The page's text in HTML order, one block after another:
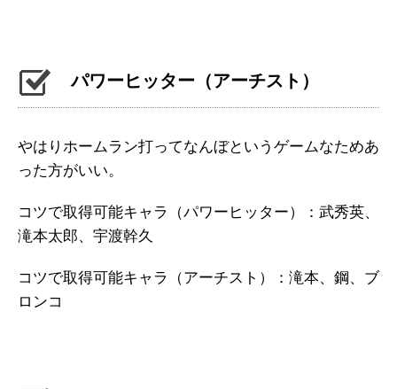
パワーヒッター（アーチスト）
やはりホームラン打ってなんぼというゲームなためあ
った方がいい。
コツで取得可能キャラ（パワーヒッター）：武秀英、
滝本太郎、宇渡幹久
コツで取得可能キャラ（アーチスト）：滝本、鋼、ブ
ロンコ